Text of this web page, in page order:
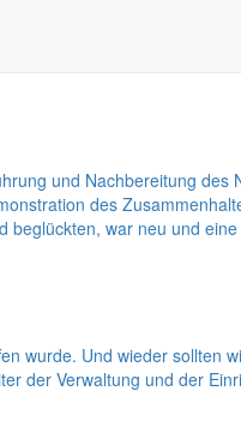
hält nun langsam wieder
welche dem
eine gute Arbeit
und Nachbereitung
des
war neu und
wurde. Und wieder sollten
der Verwaltung und der